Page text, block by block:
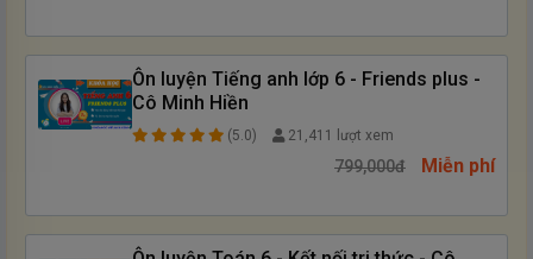
Ôn luyện Tiếng anh lớp 6 - Friends plus -
Cô Minh Hiền
(5.0) 21,411 lượt xem
799,000đ Miễn phí